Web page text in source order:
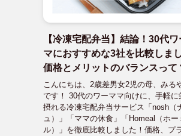
【冷凍宅配弁当】結論！30代ワ
マにおすすめな3社を比較しま
価格とメリットのバランスって
こんにちは、2歳差男女2児の母、みる
です！ 30代のワーママ向けに、手軽に
摂れる冷凍宅配弁当サービス「nosh（
ュ）」「ママの休食」「Homeal（ホー
ル）」を徹底比較しました！価格、プラ